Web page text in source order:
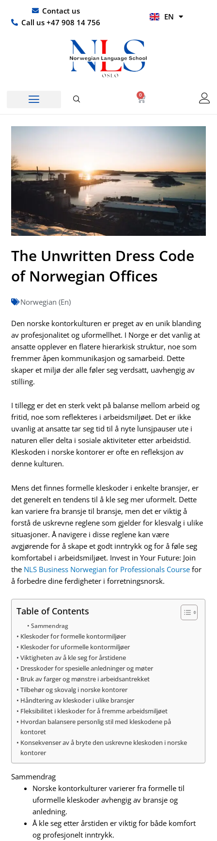
content
Contact us
Call us +47 908 14 756
EN
HI
0
Basket
The Unwritten Dress Code
of Norwegian Offices
Norwegian (En)
Den norske kontorkulturen er preget av en unik blanding
av profesjonalitet og uformellhet. I Norge er det vanlig at
ansatte opplever en flatere hierarkisk struktur, noe som
fremmer åpen kommunikasjon og samarbeid. Dette
skaper et miljø der alle føler seg verdsatt, uavhengig av
stilling.
I tillegg er det en sterk vekt på balanse mellom arbeid og
fritid, noe som reflekteres i arbeidsmiljøet. Det er ikke
uvanlig at ansatte tar seg tid til å nyte lunsjpauser ute i
naturen eller delta i sosiale aktiviteter etter arbeidstid.
Kleskoden i norske kontorer er ofte en refleksjon av
denne kulturen.
Mens det finnes formelle kleskoder i enkelte bransjer, er
det generelt en tendens til å kle seg mer uformelt. Dette
kan variere fra bransje til bransje, men det er viktig å
forstå de uskrevne reglene som gjelder for klesvalg i ulike
situasjoner. Å navigere i disse reglene kan være
avgjørende for å skape et godt inntrykk og for å føle seg
komfortabel i arbeidsmiljøet. Invest in Your Future: Join
the NLS Business Norwegian for Professionals Course for
å forbedre dine ferdigheter i forretningsnorsk.
Table of Contents
Sammendrag
Kleskoder for formelle kontormiljøer
Kleskoder for uformelle kontormiljøer
Viktigheten av å kle seg for årstidene
Dresskoder for spesielle anledninger og møter
Bruk av farger og mønstre i arbeidsantrekket
Tilbehør og skovalg i norske kontorer
Håndtering av kleskoder i ulike bransjer
Fleksibilitet i kleskoder for å fremme arbeidsmiljøet
Hvordan balansere personlig stil med kleskodene på
kontoret
Konsekvenser av å bryte den uskrevne kleskoden i norske
kontorer
Sammendrag
Norske kontorkulturer varierer fra formelle til
uformelle kleskoder avhengig av bransje og
anledning.
Å kle seg etter årstiden er viktig for både komfort
og profesjonelt inntrykk.